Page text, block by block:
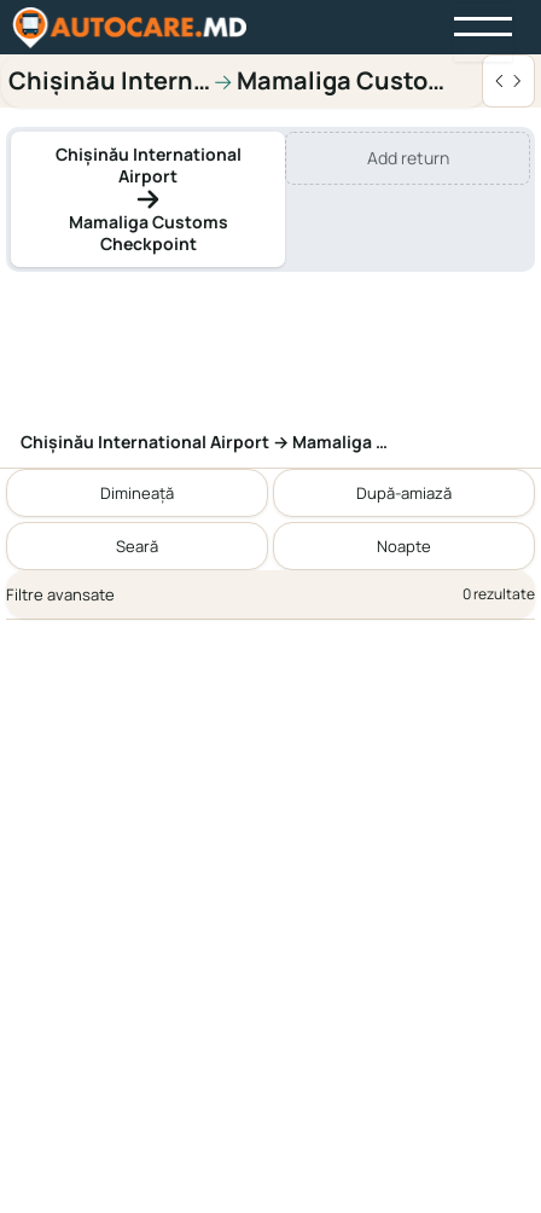
Chișinău International Airport
→ Mamaliga Customs
Chișinău International
Airport
Mamaliga Customs
Checkpoint
Add return
Chișinău International Airport → Mamaliga Customs Checkpoint
Dimineață După-amiază
Seară Noapte
Filtre avansate 0 rezultate